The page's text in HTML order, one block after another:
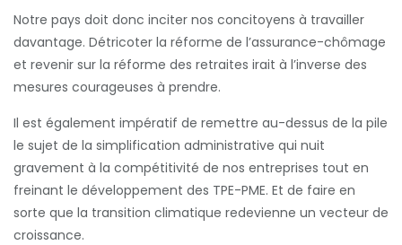
Notre pays doit donc inciter nos concitoyens à travailler
davantage. Détricoter la réforme de l’assurance-chômage
et revenir sur la réforme des retraites irait à l’inverse des
mesures courageuses à prendre.
Il est également impératif de remettre au-dessus de la pile
le sujet de la simplification administrative qui nuit
gravement à la compétitivité de nos entreprises tout en
freinant le développement des TPE-PME. Et de faire en
sorte que la transition climatique redevienne un vecteur de
croissance.